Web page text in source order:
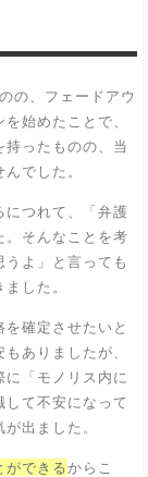
の、フェードアウ
始めたことで、
ったものの、当
でした。
につれて、「弁護
。そんなことを考
よ」と言っても
した。
確定させたいと
ありましたが、
に「モノリス内に
て不安になって
出ました。
ができるからこ